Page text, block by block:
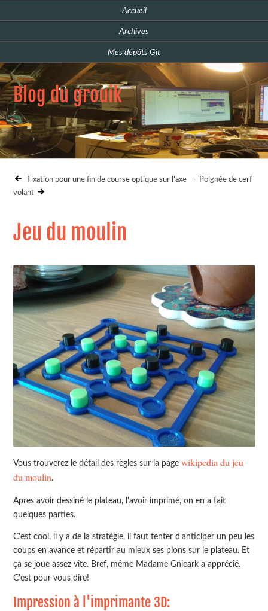
Accueil
Archives
Mes dépôts Git
Blog du grouik
Fixation pour une fin de course optique sur l'axe -
Poignée de cerf
volant
Jeu du moulin
Vous trouverez le détail des règles sur la pagewikipedia du jeu
du moulin.
Apres avoir dessiné le plateau, l'avoir imprimé, on en a fait
quelques parties.
C'est cool, il y a de la stratégie, il faut tenter d'anticiper un peu les
coups en avance et répartir au mieux ses pions sur le plateau. Et
ça se joue assez vite. Bref, même Madame Gnieark a apprécié.
C'est pour vous dire!
Impression à l'imprimante 3D: